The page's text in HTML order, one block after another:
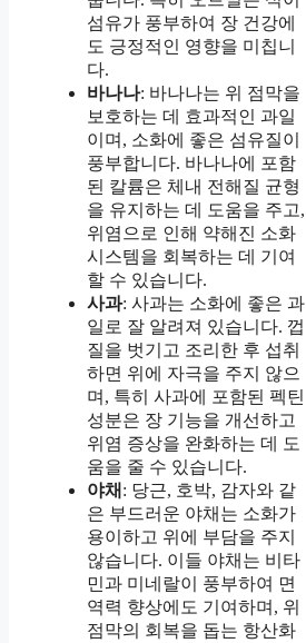
섬유가 풍부하여 장 건강에
도 긍정적인 영향을 미칩니
다.
바나나: 바나나는 위 점막을
보호하는 데 효과적인 과일
이며, 소화에 좋은 섬유질이
풍부합니다. 바나나에 포함
된 칼륨은 체내 전해질 균형
을 유지하는 데 도움을 주고,
위염으로 인해 약해진 소화
시스템을 회복하는 데 기여
할 수 있습니다.
사과: 사과는 소화에 좋은 과
일로 잘 알려져 있습니다. 껍
질을 벗기고 조리한 후 섭취
하면 위에 자극을 주지 않으
며, 특히 사과에 포함된 펙틴
성분은 장 기능을 개선하고
위염 증상을 완화하는 데 도
움을 줄 수 있습니다.
야채 : 당근, 호박, 감자와 같
은 부드러운 야채는 소화가
용이하고 위에 부담을 주지
않습니다. 이들 야채는 비타
민과 미네랄이 풍부하여 면
역력 향상에도 기여하며, 위
점막의 회복을 돕는 항산화